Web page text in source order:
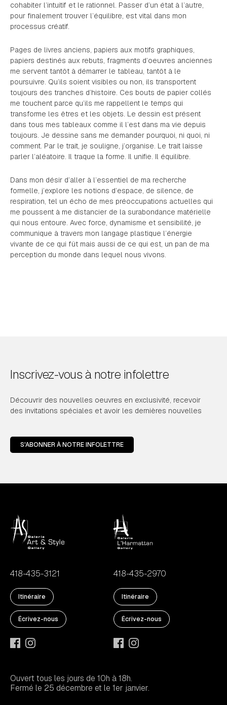
cohabiter l’intuitif et le rationnel. Passer d’un état à l’autre,
pour finalement trouver l’équilibre, est vital dans mon
processus créatif.
Pages de livres anciens, papiers aux motifs graphiques,
papiers destinés aux rebuts, fragments d’oeuvres anciennes
me servent tantôt à démarrer le tableau, tantôt à le
poursuivre. Qu’ils soient visibles ou non, ils transportent
toujours des tranches d’histoire. Ces bouts de papier collés
me touchent parce qu’ils me rappellent le temps qui
transforme les êtres et les objets. Le dessin est présent
dans tous mes tableaux comme il l’est dans ma vie depuis
toujours. Je dessine sans me demander pourquoi, ni quoi, ni
comment. Par le trait, je souligne, j’organise. Le trait laisse
parler l’aléatoire. Il traque la forme. Il unifie. Il équilibre.
Dans mon désir d’aller à l’essentiel de ma recherche
formelle, j’explore les notions d’espace, de silence, de
respiration, tel un écho de mes préoccupations actuelles qui
me poussent à me distancier de la surabondance matérielle
qui nous entoure. Avec force, dynamisme et sensibilité, je
communique à travers mon langage plastique l’énergie
vivante de ce qui fût mais aussi de ce qui est, un pan de ma
perception du monde dans lequel nous vivons.
Inscrivez-vous à notre infolettre
Découvrir des nouvelles oeuvres en exclusivité, recevoir
des invitations spéciales et avoir les dernières nouvelles
S'ABONNER À NOTRE INFOLETTRE
418-435-3121
Itinéraire
Écrivez-nous
418-435-2970
Itinéraire
Écrivez-nous
Ouvert tous les jours de 10h à 18h.
Fermé le 25 décembre et le 1er janvier.